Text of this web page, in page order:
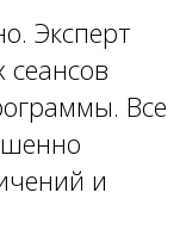
Эксперт
Все
и